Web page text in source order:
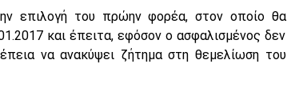
επιλογή του πρώην φορέα, στον οποίο θα
και έπειτα, εφόσον ο ασφαλισμένος δεν
να ανακύψει ζήτημα στη θεμελίωση του